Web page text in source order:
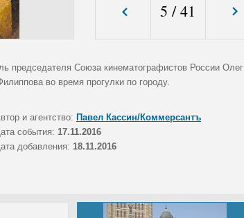
5 /41
председателя Союза кинематографистов России Олег
во время прогулки по городу.
и агентство: Павел Кассин/Коммерсантъ
события: 17.11.2016
добавления: 18.11.2016